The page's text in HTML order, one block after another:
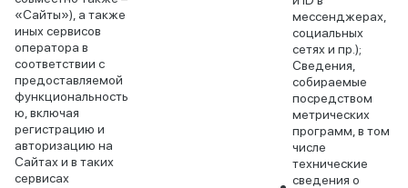
«Сайты»), а также
иных сервисов
оператора в
соответствии с
предоставляемой
функциональность
ю, включая
регистрацию и
авторизацию на
Сайтах и в таких
сервисах
мессенджерах,
социальных
сетях и пр.);
Сведения,
собираемые
посредством
метрических
программ, в том
числе
технические
сведения о